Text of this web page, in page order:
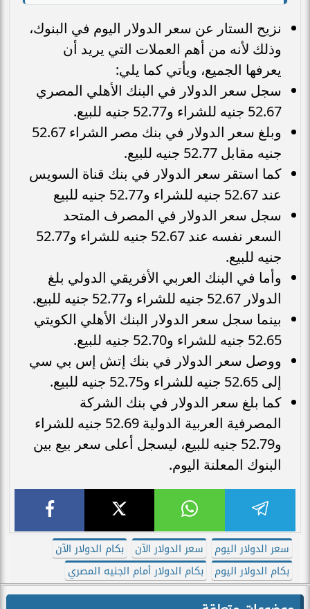
نزيح الستار عن سعر الدولار اليوم في البنوك،
وذلك لأنه من أهم العملات التي يريد أن
يعرفها الجميع، ويأتي كما يلي:
سجل سعر الدولار في البنك الأهلي المصري
52.67 جنيه للشراء و52.77 جنيه للبيع.
وبلغ سعر الدولار في بنك مصر الشراء 52.67
جنيه مقابل 52.77 جنيه للبيع.
كما استقر سعر الدولار في بنك قناة السويس
عند 52.67 جنيه للشراء و52.77 جنيه للبيع
سجل سعر الدولار في المصرف المتحد
السعر نفسه عند 52.67 جنيه للشراء و52.77
جنيه للبيع.
وأما في البنك العربي الأفريقي الدولي بلغ
الدولار 52.67 جنيه للشراء و52.77 جنيه للبيع.
بينما سجل سعر الدولار البنك الأهلي الكويتي
52.65 جنيه للشراء و52.70 جنيه للبيع.
ووصل سعر الدولار في بنك إتش إس بي سي
إلى 52.65 جنيه للشراء و52.75 جنيه للبيع.
كما بلغ سعر الدولار في بنك الشركة
المصرفية العربية الدولية 52.69 جنيه للشراء
و52.79 جنيه للبيع، ليسجل أعلى سعر بيع بين
البنوك المعلنة اليوم.
سعر الدولار اليوم سعر الدولار الآن
بكام الدولار الآن
بكام الدولار اليوم
بكام الدولار أمام الجنيه المصري